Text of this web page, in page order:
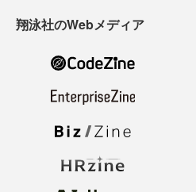
翔泳社のWebメディア